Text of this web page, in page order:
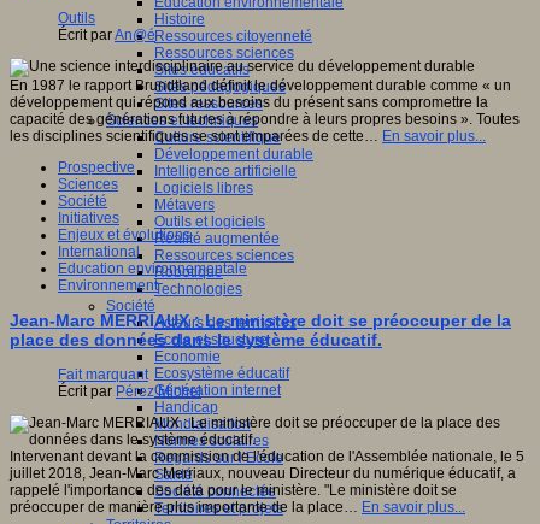
Histoire
Ressources citoyenneté
Ressources sciences
Sites éducatifs
Sites pédagogiques
Sites ressources
Sciences et techniques
Culture scientifique
Développement durable
Intelligence artificielle
Logiciels libres
Métavers
Outils et logiciels
Réalité augmentée
Ressources sciences
Robotique
Technologies
Société
Acteurs des territoires
Ecole et structure
Economie
Ecosystème éducatif
Génération internet
Handicap
Mondialisation
Normes scolaires
Regards sur l’Ecole
Santé
Société connectée
Territoires et projets
Outils
Écrit parAn@é
En 1987 le rapport Brundtland définit le développement durable comme « un
développement qui répond aux besoins du présent sans compromettre la
capacité des générations futures à répondre à leurs propres besoins ». Toutes
les disciplines scientifiques se sont emparées de cette… En savoir plus...
Prospective
Sciences
Société
Initiatives
Enjeux et évolutions
International
Education environnementale
Environnement
Jean-Marc MERRIAUX : Le ministère doit se préoccuper de la
place des données dans le système éducatif.
Fait marquant
Écrit par Pérez Michel
Intervenant devant la commission de l'éducation de l'Assemblée nationale, le 5
juillet 2018, Jean-Marc Merriaux, nouveau Directeur du numérique éducatif, a
rappelé l'importance des data pour le ministère. "Le ministère doit se
préoccuper de manière plus importante de la place… En savoir plus...